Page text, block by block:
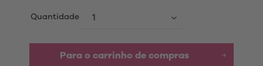
Quantidade
Para o carrinho de compras